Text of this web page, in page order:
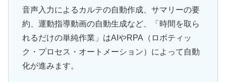
音声入力によるカルテの自動作成、サマリーの要
約、運動指導動画の自動生成など、「時間を取ら
れるだけの単純作業」はAIやRPA（ロボティッ
ク・プロセス・オートメーション）によって自動
化が進みます。